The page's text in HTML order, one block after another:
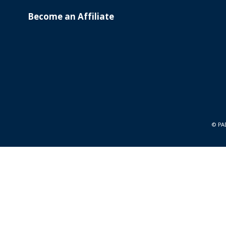
Become an Affiliate
©